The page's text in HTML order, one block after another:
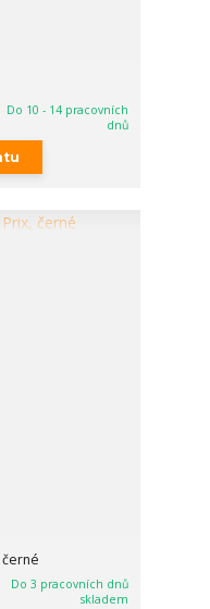
Do 10 - 14 pracovních
dnů
černé
Do 3 pracovních dnů
skladem